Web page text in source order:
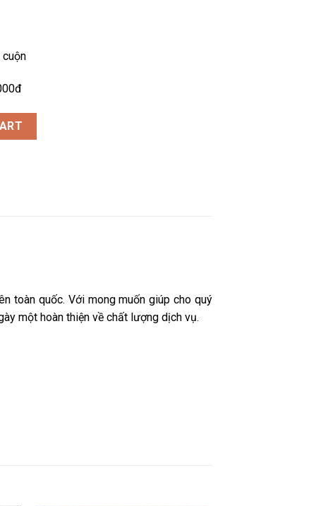
toàn quốc. Với mong muốn giúp cho quý
một hoàn thiện về chất lượng dịch vụ.